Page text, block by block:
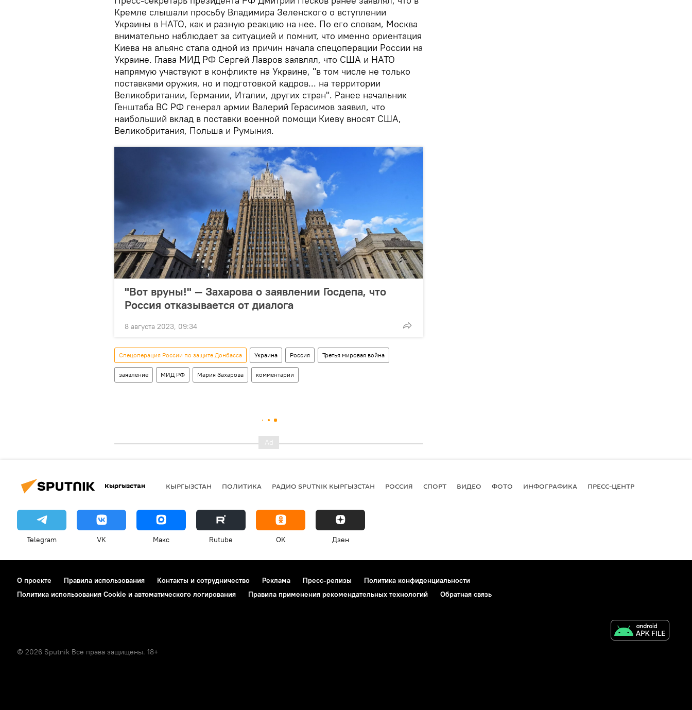
Кремле слышали просьбу Владимира Зеленского о вступлении
Украины в НАТО, как и разную реакцию на нее. По его словам, Москва
внимательно наблюдает за ситуацией и помнит, что именно ориентация
Киева на альянс стала одной из причин начала спецоперации России на
Украине. Глава МИД РФ Сергей Лавров заявлял, что США и НАТО
напрямую участвуют в конфликте на Украине, "в том числе не только
поставками оружия, но и подготовкой кадров... на территории
Великобритании, Германии, Италии, других стран". Ранее начальник
Генштаба ВС РФ генерал армии Валерий Герасимов заявил, что
наибольший вклад в поставки военной помощи Киеву вносят США,
Великобритания, Польша и Румыния.
"Вот вруны!" — Захарова о заявлении Госдепа, что
Россия отказывается от диалога
8 августа 2023, 09:34
Спецоперация России по защите Донбасса Украина Россия Третья мировая война
заявление МИД РФ Мария Захарова комментарии
Кыргызстан КЫРГЫЗСТАН ПОЛИТИКА РАДИО SPUTNIK КЫРГЫЗСТАН РОССИЯ СПОРТ ВИДЕО ФОТО ИНФОГРАФИКА ПРЕСС-ЦЕНТР
Telegram VK Макс Rutube OK Дзен
О проекте Правила использования Контакты и сотрудничество Реклама Пресс-релизы
Политика конфиденциальности
Политика использования Cookie и автоматического логирования
Правила применения рекомендательных технологий Обратная связь
© 2026 Sputnik Все права защищены. 18+